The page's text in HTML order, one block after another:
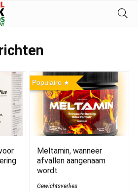
Populaire
Meltamin, wanneer
afvallen aangenaam
wordt
Gewichtsverlies